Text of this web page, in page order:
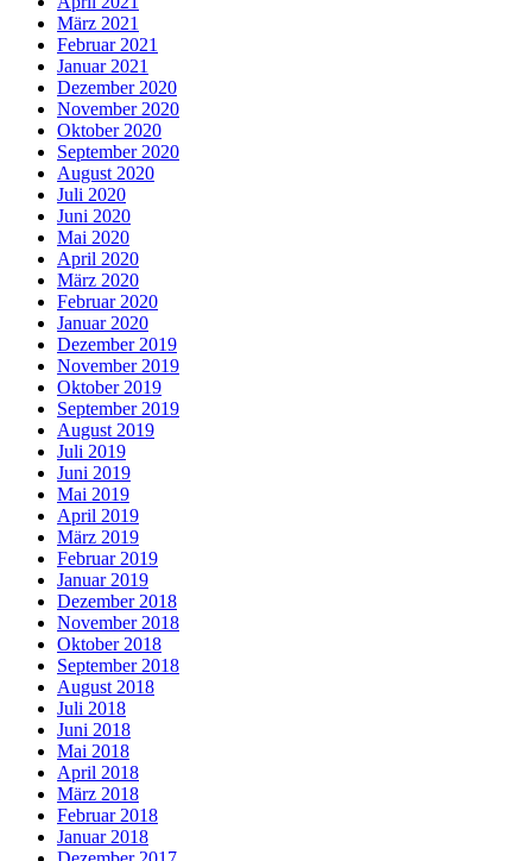
März 2021
Februar 2021
Januar 2021
Dezember 2020
November 2020
Oktober 2020
September 2020
August 2020
Juli 2020
Juni 2020
Mai 2020
April 2020
März 2020
Februar 2020
Januar 2020
Dezember 2019
November 2019
Oktober 2019
September 2019
August 2019
Juli 2019
Juni 2019
Mai 2019
April 2019
März 2019
Februar 2019
Januar 2019
Dezember 2018
November 2018
Oktober 2018
September 2018
August 2018
Juli 2018
Juni 2018
Mai 2018
April 2018
März 2018
Februar 2018
Januar 2018